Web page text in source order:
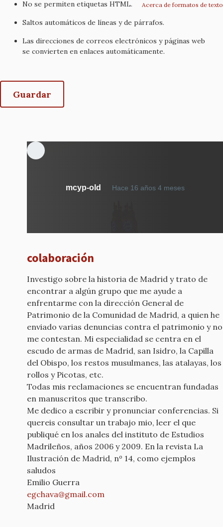
Acerca de formatos de texto
No se permiten etiquetas HTML.
Saltos automáticos de líneas y de párrafos.
Las direcciones de correos electrónicos y páginas web
se convierten en enlaces automáticamente.
mcyp-old Hace 16 años 4 meses
colaboración
Investigo sobre la historia de Madrid y trato de
encontrar a algún grupo que me ayude a
enfrentarme con la dirección General de
Patrimonio de la Comunidad de Madrid, a quien he
enviado varias denuncias contra el patrimonio y no
me contestan. Mi especialidad se centra en el
escudo de armas de Madrid, san Isidro, la Capilla
del Obispo, los restos musulmanes, las atalayas, los
rollos y Picotas, etc.
Todas mis reclamaciones se encuentran fundadas
en manuscritos que transcribo.
Me dedico a escribir y pronunciar conferencias. Si
quereis consultar un trabajo mio, leer el que
publiqué en los anales del instituto de Estudios
Madrileños, años 2006 y 2009. En la revista La
Ilustración de Madrid, nº 14, como ejemplos
saludos
Emilio Guerra
egchava@gmail.com
Madrid